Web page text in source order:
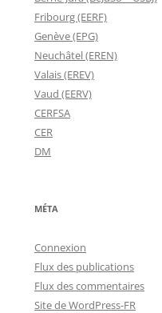
Fribourg (EERF)
Genève (EPG)
Neuchâtel (EREN)
Valais (EREV)
Vaud (EERV)
CERFSA
CER
DM
MÉTA
Connexion
Flux des publications
Flux des commentaires
Site de WordPress-FR